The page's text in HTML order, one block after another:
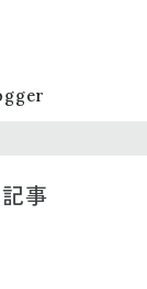
事